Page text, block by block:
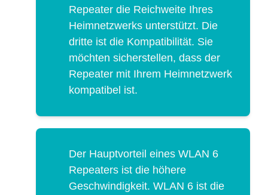
Repeater die Reichweite Ihres
Heimnetzwerks unterstützt. Die
dritte ist die Kompatibilität. Sie
möchten sicherstellen, dass der
Repeater mit Ihrem Heimnetzwerk
kompatibel ist.
Der Hauptvorteil eines WLAN 6
Repeaters ist die höhere
Geschwindigkeit. WLAN 6 ist die